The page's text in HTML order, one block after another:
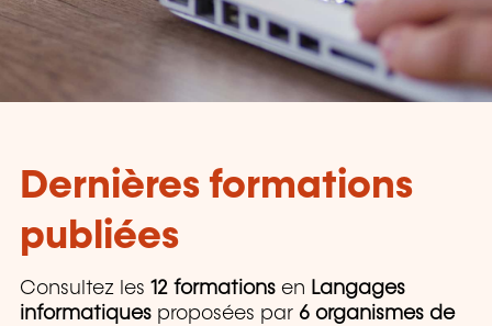
Dernières formations
publiées
Consultez les 12 formations en Langages
informatiques proposées par 6 organismes de